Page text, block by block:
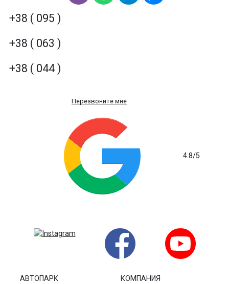
+38 ( 095 )
+38 ( 063 )
+38 ( 044 )
Перезвоните мне
4.8/5
АВТОПАРК
КОМПАНИЯ